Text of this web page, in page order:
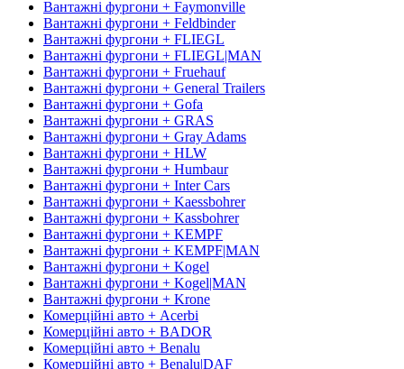
Вантажні фургони + Faymonville
Вантажні фургони + Feldbinder
Вантажні фургони + FLIEGL
Вантажні фургони + FLIEGL|MAN
Вантажні фургони + Fruehauf
Вантажні фургони + General Trailers
Вантажні фургони + Gofa
Вантажні фургони + GRAS
Вантажні фургони + Gray Adams
Вантажні фургони + HLW
Вантажні фургони + Humbaur
Вантажні фургони + Inter Cars
Вантажні фургони + Kaessbohrer
Вантажні фургони + Kassbohrer
Вантажні фургони + KEMPF
Вантажні фургони + KEMPF|MAN
Вантажні фургони + Kogel
Вантажні фургони + Kogel|MAN
Вантажні фургони + Krone
Комерційні авто + Acerbi
Комерційні авто + BADOR
Комерційні авто + Benalu
Комерційні авто + Benalu|DAF